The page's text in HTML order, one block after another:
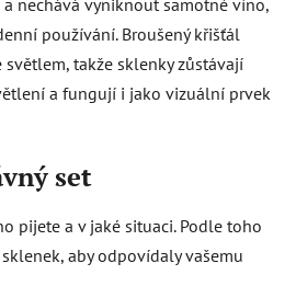
používání. Broušený křišťál
světlem, takže sklenky zůstávají
a fungují i jako vizuální prvek
set
pijete a v jaké situaci. Podle toho
aby odpovídaly vašemu